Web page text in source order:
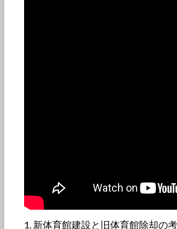
新体育館建設と旧体育館除却の